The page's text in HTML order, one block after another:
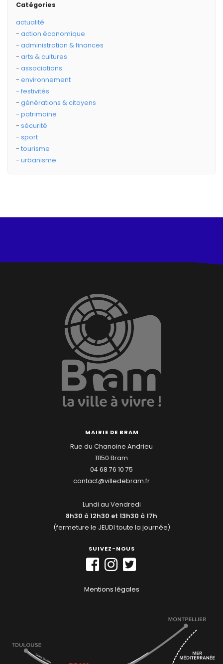
Catégories
actualité
action économique
administration & finances
arts & cultures
associations
environnement
festivités
générations & citoyens
patrimoine
sécurité
sport
tourisme
urbanisme
MAIRIE DE BRAM
Rue du Chanoine Andrieu
11150 Bram
04 68 76 10 75
contact@villedebram.fr
Lundi au Vendredi
8h30 à 12h30 et 13h30 à 17h
(fermeture le JEUDI toute la journée)
SUIVEZ-NOUS
Mentions légales